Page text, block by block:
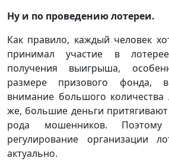
Ну и по проведению лотереи.
Как правило, каждый человек
принимал участие в
получения выигрыша,
размере призового фонда,
внимание большого
же, большие деньги
рода мошенников. Поэтому
регулирование организации
актуально.